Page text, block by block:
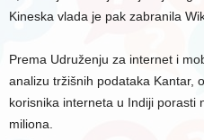
Kineska vlada je pak zabranila
Prema Udruženju za internet i
analizu tržišnih podataka Kantar,
korisnika interneta u Indiji porasti
miliona.